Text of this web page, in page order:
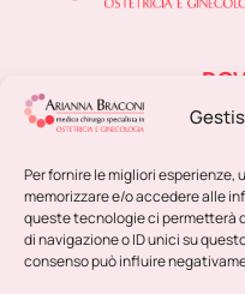
Per fornire le migliori
memorizzare e/o accedere alle
queste tecnologie ci permetterà
di navigazione o ID unici su
consenso può influire
MODENA
CARPI
VIGNOLA
CHIRURGIA
MODENA